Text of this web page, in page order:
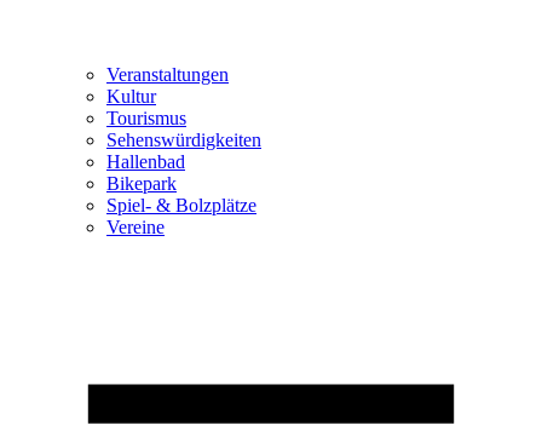
Veranstaltungen
Kultur
Tourismus
Sehenswürdigkeiten
Hallenbad
Bikepark
Spiel- & Bolzplätze
Vereine